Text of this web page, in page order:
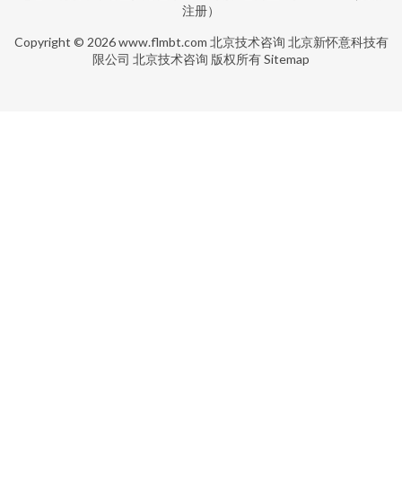
注册）
Copyright © 2026www.flmbt.com 北京技术咨询 北京新怀意科技有
限公司 北京技术咨询 版权所有Sitemap